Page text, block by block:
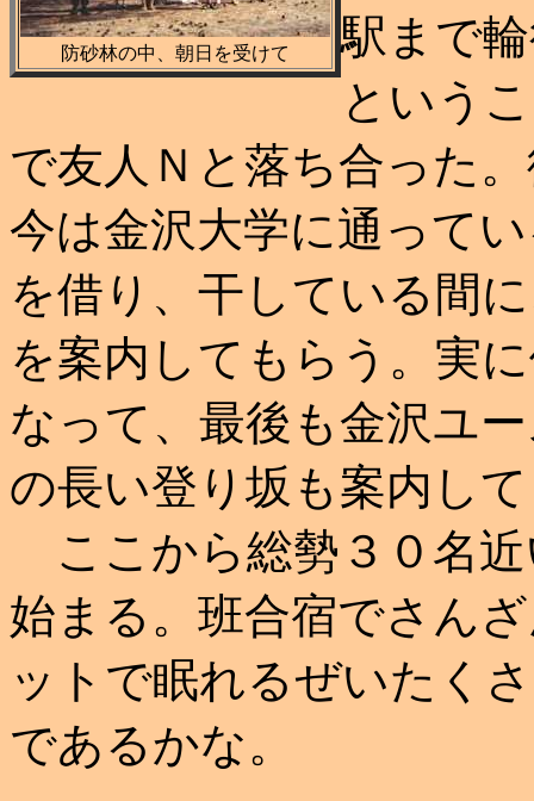
防砂林の中、朝日を受けて
駅まで
という
で友人Ｎと落ち合った
今は金沢大学に通って
を借り、干している間
を案内してもらう。実
なって、最後も金沢ユ
の長い登り坂も案内し
ここから総勢３０名
始まる。班合宿でさん
ットで眠れるぜいたく
であるかな。